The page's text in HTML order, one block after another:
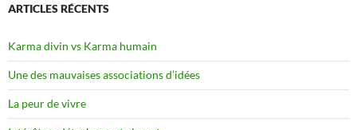
ARTICLES RÉCENTS
Karma divin vs Karma humain
Une des mauvaises associations d’idées
La peur de vivre